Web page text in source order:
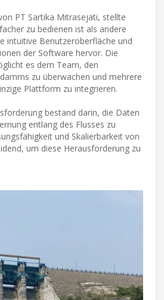
PT Sartika Mitrasejati, stellte
zu bedienen ist als andere
intuitive Benutzeroberfläche und
der Software hervor. Die
es dem Team, den
zu überwachen und mehrere
Plattform zu integrieren.
bestand darin, die Daten
entlang des Flusses zu
und Skalierbarkeit von
um diese Herausforderung zu